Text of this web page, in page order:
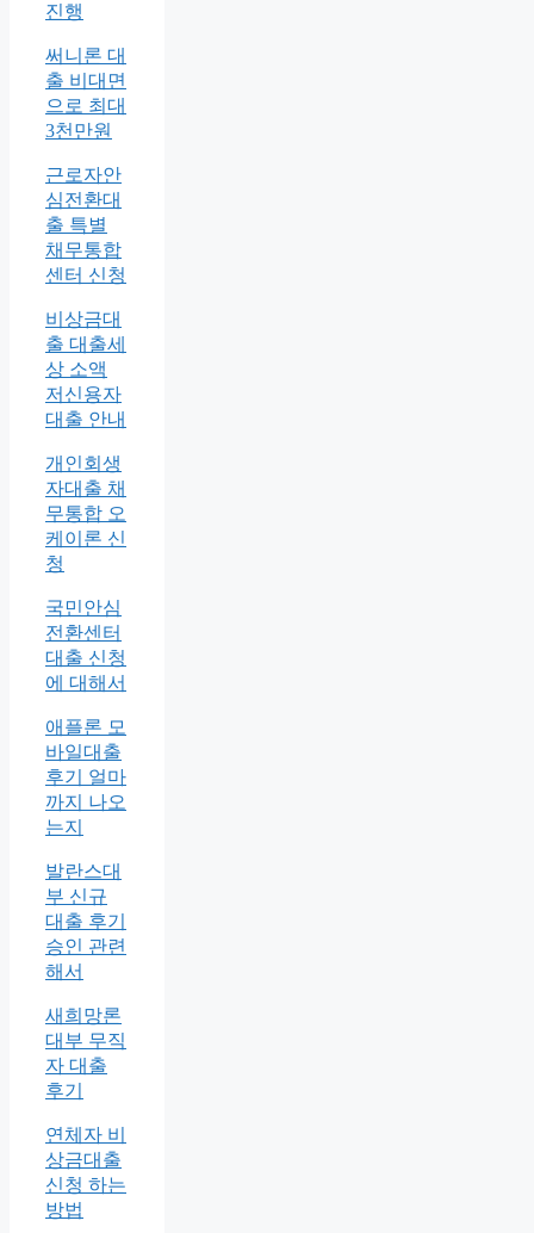
진행
써니론 대
출 비대면
으로 최대
3천만원
근로자안
심전환대
출 특별
채무통합
센터 신청
비상금대
출 대출세
상 소액
저신용자
대출 안내
개인회생
자대출 채
무통합 오
케이론 신
청
국민안심
전환센터
대출 신청
에 대해서
애플론 모
바일대출
후기 얼마
까지 나오
는지
발란스대
부 신규
대출 후기
승인 관련
해서
새희망론
대부 무직
자 대출
후기
연체자 비
상금대출
신청 하는
방법